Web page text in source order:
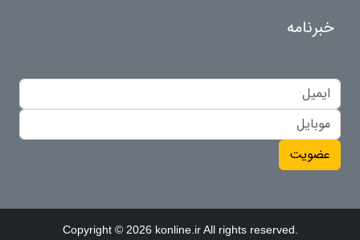
خبرنامه
عضویت
Copyright © 2026 konline.ir All rights reserved.